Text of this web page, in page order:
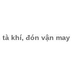
khí, đón vận may